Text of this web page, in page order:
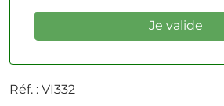
Réf. : VI332